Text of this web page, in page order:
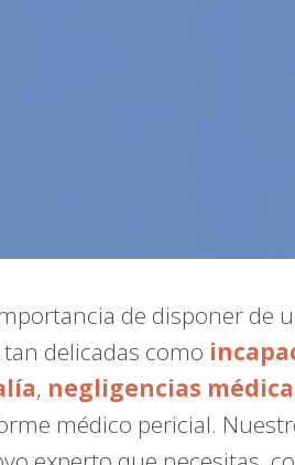
de disponer de
delicadas como
, negligencias
médico pericial.